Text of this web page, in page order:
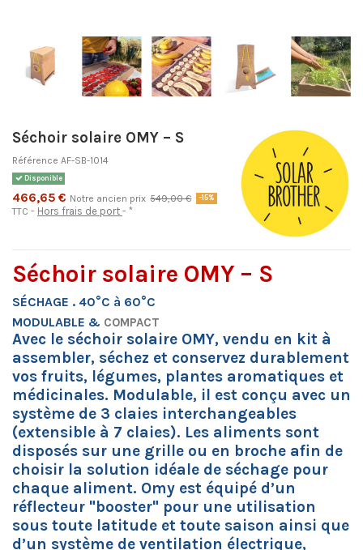
Séchoir solaire OMY – S
Référence AF-SB-1014
Disponible
466,65 € Notre ancien prix 549,00 € -15%
TTC Hors frais de port *
Séchoir solaire OMY – S
SÉCHAGE . 40°C à 60°C
MODULABLE & COMPACT
Avec le séchoir solaire OMY, vendu en kit à
assembler, séchez et conservez durablement
vos fruits, légumes, plantes aromatiques et
médicinales. Modulable, il est conçu avec un
système de 3 claies interchangeables
(extensible à 7 claies). Les aliments sont
disposés sur une grille ou en broche afin de
choisir la solution idéale de séchage pour
chaque aliment. Omy est équipé d’un
réflecteur "booster" pour une utilisation
sous toute latitude et toute saison ainsi que
d’un système de ventilation électrique,